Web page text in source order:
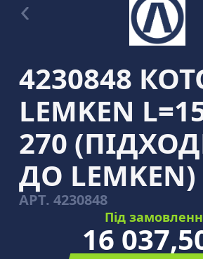
4230848
LEMKEN
270
ДО LEMKEN)
АРТ. 4230848
Під
16